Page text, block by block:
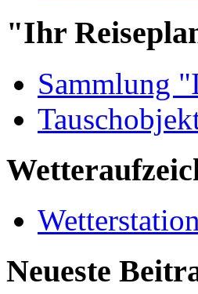
"Ihr
Sammlung
Wetterstation
Neueste